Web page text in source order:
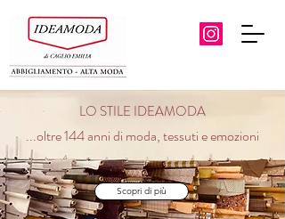
Scopri di più
...oltre 144 anni di moda, tessuti e emozioni
LO STILE IDEAMODA